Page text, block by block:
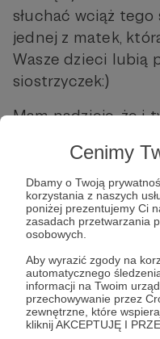
Cenimy
Dbamy o Twoją
korzystania z naszych
poniżej prezentujemy Ci
zasadach przetwarzania
osobowych.
Aby wyrazić zgody na
automatycznego
informacji na Twoim
przechowywanie przez
zewnętrzne, które
kliknij AKCEPTUJĘ I
słuchać wciąż
jednej z matek,
Wasze dzieci lubią
siostrzyczek:)
Mam nadzieję, że i
Pozdrawiam Was
Dziękuję, że
Dzięki Wam mogę